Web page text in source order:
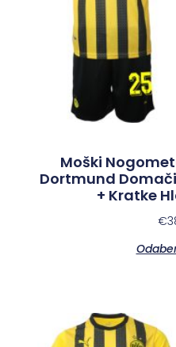
Moški
Dortmund
+ Kratke
€